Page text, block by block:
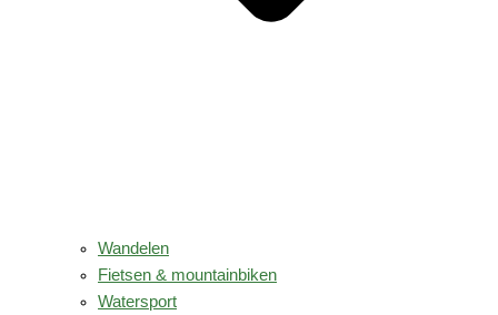
Wandelen
Fietsen & mountainbiken
Watersport